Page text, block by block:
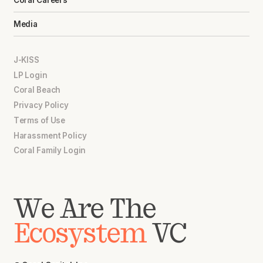
Media
J-KISS
LP Login
Coral Beach
Privacy Policy
Terms of Use
Harassment Policy
Coral Family Login
We Are The
EcosystemVC